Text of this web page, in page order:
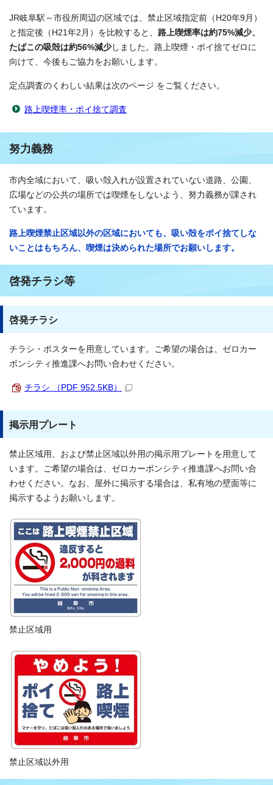
JR岐阜駅～市役所周辺の区域では、禁止区域指定前（H20年9月）
と指定後（H21年2月）を比較すると、 路上喫煙率は約75%減少、
たばこの吸殻は約56%減少しました。路上喫煙・ポイ捨てゼロに
向けて、今後もご協力をお願いします。
定点調査のくわしい結果は次のページ をご覧ください。
路上喫煙率・ポイ捨て調査
努力義務
市内全域において、吸い殻入れが設置されていない道路、公園、
広場などの公共の場所では喫煙をしないよう、努力義務が課され
ています。
路上喫煙禁止区域以外の区域においても、吸い殻をポイ捨てしな
いことはもちろん、喫煙は決められた場所でお願いします。
啓発チラシ等
啓発チラシ
チラシ・ポスターを用意しています。ご希望の場合は、ゼロカー
ボンシティ推進課へお問い合わせください。
チラシ （PDF 952.5KB）
掲示用プレート
禁止区域用、および禁止区域以外用の掲示用プレートを用意して
います。ご希望の場合は、ゼロカーボンシティ推進課へお問い合
わせください。なお、屋外に掲示する場合は、私有地の壁面等に
掲示するようお願いします。
禁止区域用
禁止区域以外用